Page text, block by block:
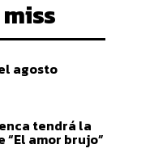
agosto
tendrá la
amor brujo”